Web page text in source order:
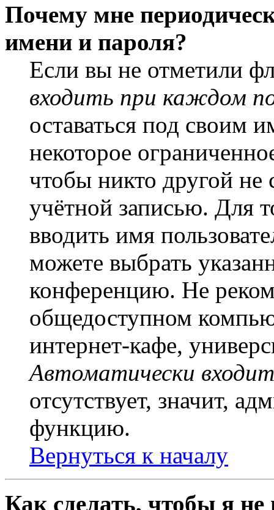
Почему мне
имени и пароля?
Если вы не отметили
входить при каждом
оставаться под своим
некоторое
чтобы никто другой не
учётной записью. Для
вводить имя
можете выбрать
конференцию. Не
общедоступном
интернет-кафе,
Автоматически
отсутствует, значит,
функцию.
Вернуться к началу
Как сделать, чтобы я